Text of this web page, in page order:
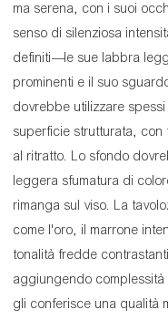
ma serena, con i suoi
senso di silenziosa
definiti—le sue labbra
prominenti e il suo
dovrebbe utilizzare
superficie strutturata, con
al ritratto. Lo sfondo
leggera sfumatura di
rimanga sul viso. La
come l'oro, il marrone
tonalità fredde
aggiungendo
gli conferisce una qualità